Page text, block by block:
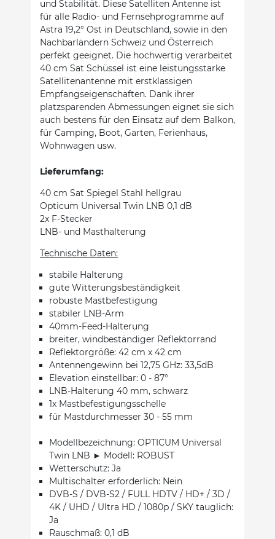
und Stabilität. Diese Satelliten Antenne ist
für alle Radio- und Fernsehprogramme auf
Astra 19,2° Ost in Deutschland, sowie in den
Nachbarländern Schweiz und Österreich
perfekt geeignet. Die hochwertig verarbeitet
40 cm Sat Schüssel ist eine leistungsstarke
Satellitenantenne mit erstklassigen
Empfangseigenschaften. Dank ihrer
platzsparenden Abmessungen eignet sie sich
auch bestens für den Einsatz auf dem Balkon,
für Camping, Boot, Garten, Ferienhaus,
Wohnwagen usw.
Lieferumfang:
40 cm Sat Spiegel Stahl hellgrau
Opticum Universal Twin LNB 0,1 dB
2x F-Stecker
LNB- und Masthalterung
Technische Daten:
stabile Halterung
gute Witterungsbeständigkeit
robuste Mastbefestigung
stabiler LNB-Arm
40mm-Feed-Halterung
breiter, windbeständiger Reflektorrand
Reflektorgröße: 42 cm x 42 cm
Antennengewinn bei 12,75 GHz: 33,5dB
Elevation einstellbar: 0 - 87°
LNB-Halterung 40 mm, schwarz
1x Mastbefestigungsschelle
für Mastdurchmesser 30 - 55 mm
Modellbezeichnung: OPTICUM Universal
Twin LNB ► Modell: ROBUST
Wetterschutz: Ja
Multischalter erforderlich: Nein
DVB-S / DVB-S2 / FULL HDTV / HD+ / 3D /
4K / UHD / Ultra HD / 1080p / SKY tauglich:
Ja
Rauschmaß: 0,1 dB